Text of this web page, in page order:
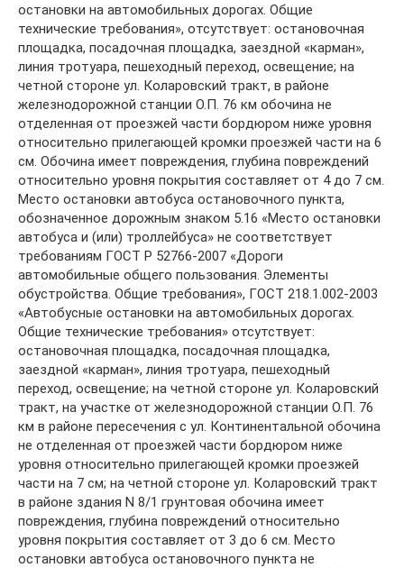
остановки на автомобильных дорогах. Общие
технические требования», отсутствует: остановочная
площадка, посадочная площадка, заездной «карман»,
линия тротуара, пешеходный переход, освещение; на
четной стороне ул. Коларовский тракт, в районе
железнодорожной станции О.П. 76 км обочина не
отделенная от проезжей части бордюром ниже уровня
относительно прилегающей кромки проезжей части на 6
см. Обочина имеет повреждения, глубина повреждений
относительно уровня покрытия составляет от 4 до 7 см.
Место остановки автобуса остановочного пункта,
обозначенное дорожным знаком 5.16 «Место остановки
автобуса и (или) троллейбуса» не соответствует
требованиям ГОСТ Р 52766-2007 «Дороги
автомобильные общего пользования. Элементы
обустройства. Общие требования», ГОСТ 218.1.002-2003
«Автобусные остановки на автомобильных дорогах.
Общие технические требования» отсутствует:
остановочная площадка, посадочная площадка,
заездной «карман», линия тротуара, пешеходный
переход, освещение; на четной стороне ул. Коларовский
тракт, на участке от железнодорожной станции О.П. 76
км в районе пересечения с ул. Континентальной обочина
не отделенная от проезжей части бордюром ниже
уровня относительно прилегающей кромки проезжей
части на 7 см; на четной стороне ул. Коларовский тракт
в районе здания N 8/1 грунтовая обочина имеет
повреждения, глубина повреждений относительно
уровня покрытия составляет от 3 до 6 см. Место
остановки автобуса остановочного пункта не